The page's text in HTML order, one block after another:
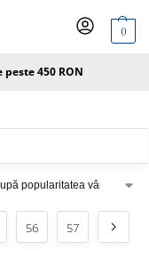
0
450 RON
56 57